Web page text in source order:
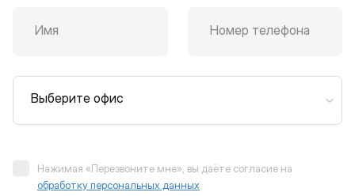
Имя Номер телефона
Выберите офис
Нажимая «Перезвоните мне», вы даёте согласие на
обработку персональных данных